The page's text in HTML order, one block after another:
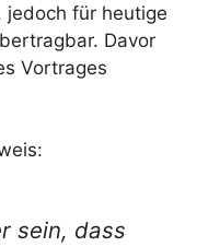
jedoch für heutige
Davor
Vortrages
sein, dass